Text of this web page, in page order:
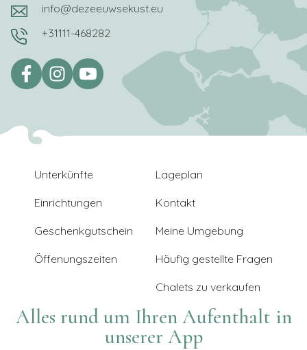
info@dezeeuwsekust.eu
+31111-468282
Unterkünfte
Einrichtungen
Geschenkgutschein
Öffenungszeiten
Lageplan
Kontakt
Meine Umgebung
Häufig gestellte Fragen
Chalets zu verkaufen
Alles rund um Ihren Aufenthalt in
unserer App